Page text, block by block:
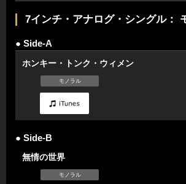
7インチ・アナログ・シングル：
● Side-A
ホンキー・トンク・ウィメン
モノラル
● Side-B
無情の世界
モノラル